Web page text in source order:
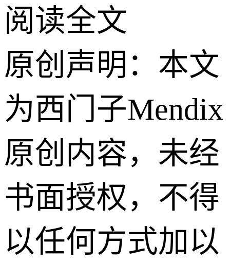
阅读全文
原创声明：本文
为西门子Mendix
原创内容，未经
书面授权，不得
以任何方式加以